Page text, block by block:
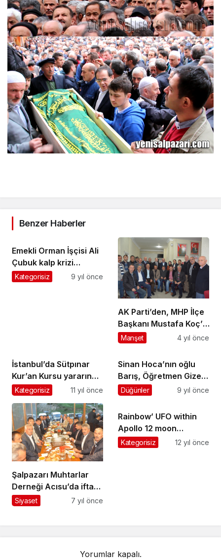
Benzer Haberler
Emekli Orman İşçisi Ali
Çubuk kalp krizi
geçirerek hayatını
Kategorisiz 9 yıl önce
AK Parti’den, MHP İlçe
Başkanı Mustafa Koç’a
hayırlı olsun ziyareti
Manşet 4 yıl önce
İstanbul’da Sütpınar
Kur’an Kursu yararına
iftar düzenlendi
Kategorisiz 11 yıl önce
Sinan Hoca’nın oğlu
Barış, Öğretmen Gizem
Göktürk ile evleniyor
Düğünler 9 yıl önce
Şalpazarı Muhtarlar
Derneği Acısu’da iftar
yemeği verdi
Siyaset 7 yıl önce
Rainbow’ UFO within
Apollo 12 moon
objective photos
Kategorisiz 12 yıl önce
Yorumlar kapalı.